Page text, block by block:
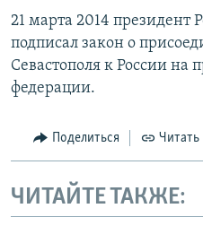
21 марта 2014
подписал закон о
Севастополя к России на
федерации.
Поделиться Читать
ЧИТАЙТЕ ТАКЖЕ: